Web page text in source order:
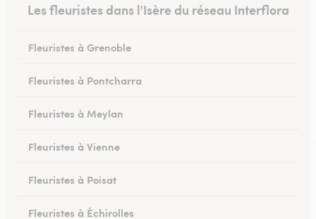
Les fleuristes dans l'Isère du réseau Interflora
Fleuristes à Grenoble
Fleuristes à Pontcharra
Fleuristes à Meylan
Fleuristes à Vienne
Fleuristes à Poisat
Fleuristes à Échirolles